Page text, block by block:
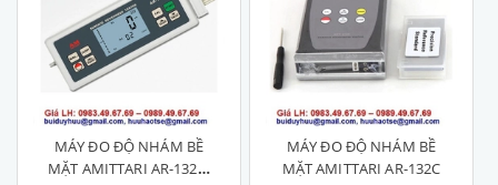
MÁY ĐO ĐỘ NHÁM BỀ
MẶT AMITTARI AR-132A,
MÁY ĐO ĐỘ NHÁM BỀ
MẶT AMITTARI AR-132C